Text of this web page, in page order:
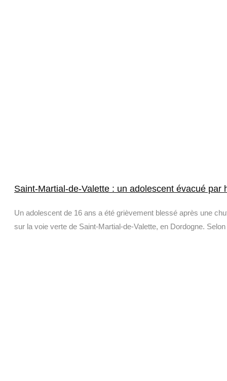
Saint-Martial-de-Valette : un adolescent évacué par
Un adolescent de 16 ans a été grièvement blessé après une
sur la voie verte de Saint-Martial-de-Valette, en Dordogne.